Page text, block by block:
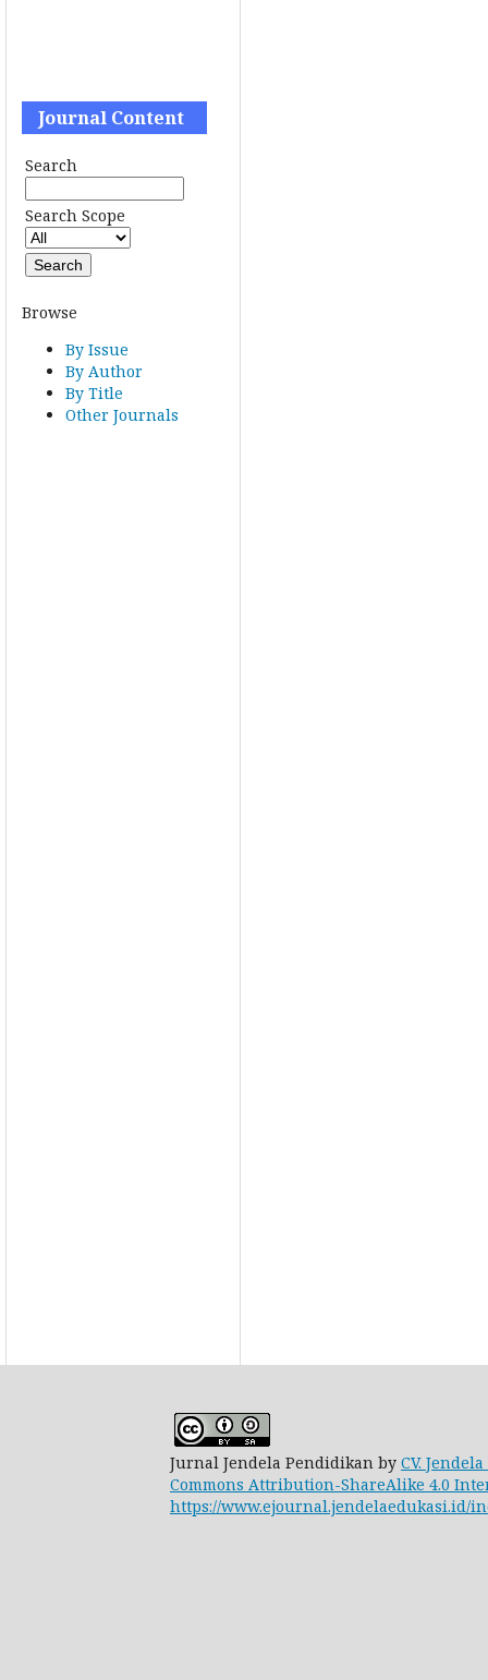
Journal Content
Search
Search Scope
Browse
By Issue
By Author
By Title
Other Journals
Jurnal Jendela Pendidikan by CV.
Commons Attribution-ShareAlike 4.0
https://www.ejournal.jendelaedukasi.id/